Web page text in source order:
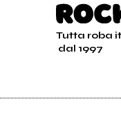
Tutta roba
dal 1997